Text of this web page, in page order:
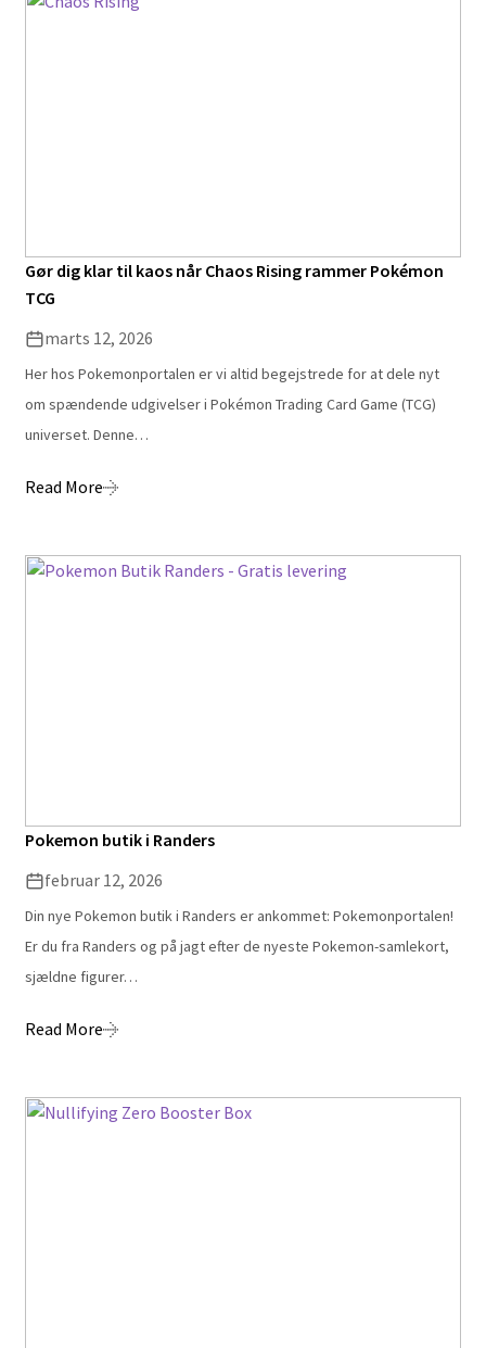
Gør dig klar til kaos når Chaos Rising rammer Pokémon
TCG
marts 12, 2026
Her hos Pokemonportalen er vi altid begejstrede for at dele nyt
om spændende udgivelser i Pokémon Trading Card Game (TCG)
universet. Denne…
Read More
Pokemon butik i Randers
februar 12, 2026
Din nye Pokemon butik i Randers er ankommet: Pokemonportalen!
Er du fra Randers og på jagt efter de nyeste Pokemon-samlekort,
sjældne figurer…
Read More